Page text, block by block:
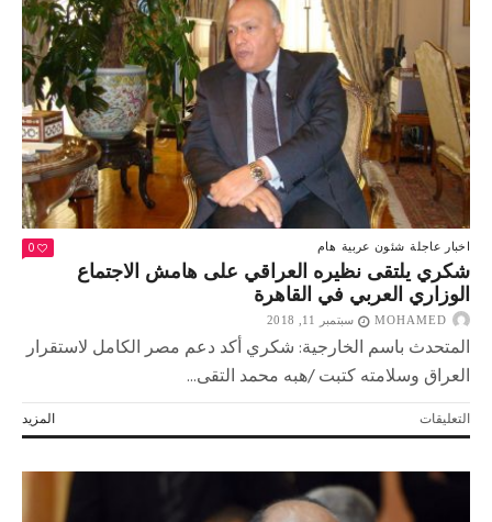
“قانون
القومية”
الاسرائيلي
مغلقة
اخبار عاجلة شئون عربية هام 0
شكري يلتقى نظيره العراقي على هامش الاجتماع
الوزاري العربي في القاهرة
MOHAMED سبتمبر 11, 2018
المتحدث باسم الخارجية: شكري أكد دعم مصر الكامل لاستقرار
العراق وسلامته كتبت /هبه محمد التقى...
المزيد التعليقاتعلى
شكري
نظيره
العراقي